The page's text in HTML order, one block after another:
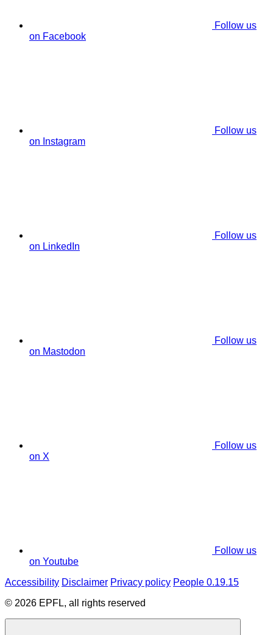
Follow us
on Facebook
Follow us
on Instagram
Follow us
on LinkedIn
Follow us
on Mastodon
Follow us
on X
Follow us
on Youtube
Accessibility Disclaimer Privacy policy People 0.19.15
© 2026 EPFL, all rights reserved